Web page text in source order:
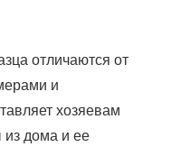
отличаются от
и
хозяевам
из дома и ее